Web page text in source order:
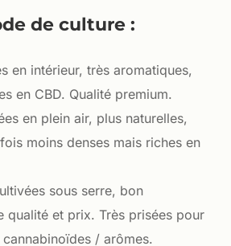
de culture :
en intérieur, très aromatiques,
en CBD. Qualité premium.
en plein air, plus naturelles,
moins denses mais riches en
sous serre, bon
qualité et prix. Très prisées pour
/ arômes.